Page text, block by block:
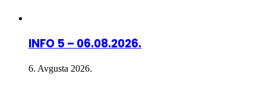
INFO 5 – 06.08.2026.
6. Avgusta 2026.